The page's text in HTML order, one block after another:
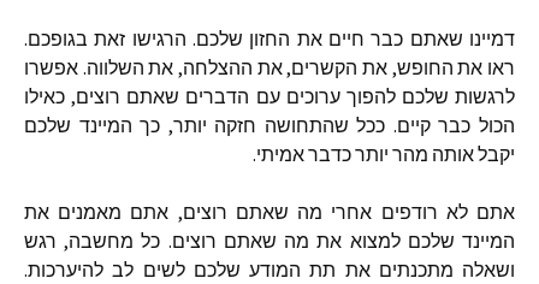
דמיינו שאתם כבר חיים את החזון שלכם. הרגישו זאת בגופכם.
ראו את החופש, את הקשרים,את ההצלחה, את השלווה. אפשרו
לרגשות שלכם להפוך ערוכים עם הדברים שאתם רוצים, כאילו
הכול כבר קיים. ככל שהתחושה חזקה יותר, כך המיינד שלכם
יקבל אותה מהר יותר כדבר אמיתי.
אתם לא רודפים אחרי מה שאתם רוצים, אתם מאמנים את
המיינד שלכם למצוא את מה שאתם רוצים. כל מחשבה, רגש
ושאלה מתכנתים את תת המודע שלכם לשים לב להיערכות.